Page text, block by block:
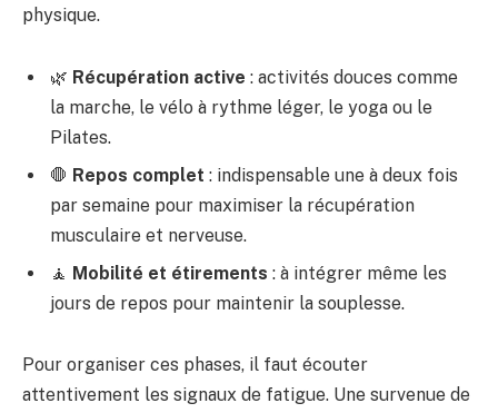
physique.
🌿 Récupération active : activités douces comme
la marche, le vélo à rythme léger, le yoga ou le
Pilates.
🛑 Repos complet : indispensable une à deux fois
par semaine pour maximiser la récupération
musculaire et nerveuse.
🧘 Mobilité et étirements : à intégrer même les
jours de repos pour maintenir la souplesse.
Pour organiser ces phases, il faut écouter
attentivement les signaux de fatigue. Une survenue de